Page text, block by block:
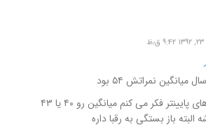
میانگین نمراتش ۵۴ بود
امسال با درصد های پایینتر فکر می کنم میانگین رو ۴۰ یا ۴۳
البته باز بستگی به رقبا داره